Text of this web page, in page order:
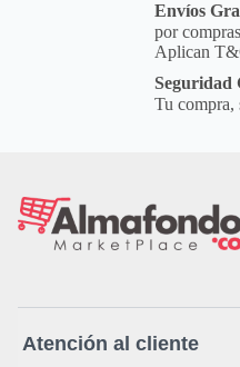
Envíos
por
Aplican
Seguridad
Tu compra,
Atención al cliente